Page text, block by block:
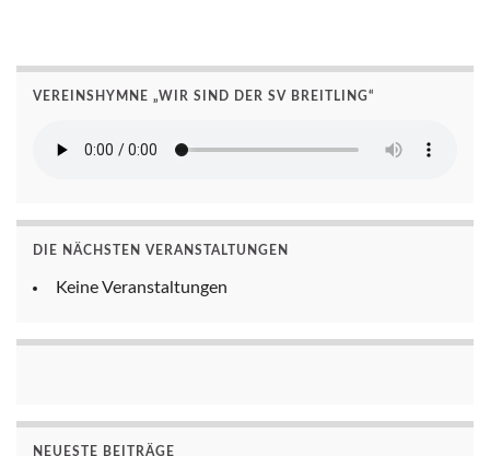
VEREINSHYMNE „WIR SIND DER SV BREITLING“
DIE NÄCHSTEN VERANSTALTUNGEN
Keine Veranstaltungen
NEUESTE BEITRÄGE